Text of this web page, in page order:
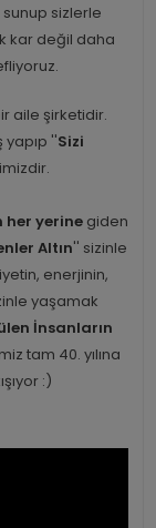
sizlerle
kar değil daha
aile şirketidir.
yapıp ''Sizi
her yerinegiden
Altın'' sizinle
enerjinin,
yaşamak
İnsanların
tam 40. yılına
:)